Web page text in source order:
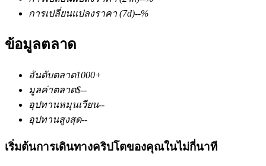
อนุพันธ์ของหุ้น ฟอเร็กซ์ โลหะมีค่า และสินค้าโภคภัณฑ์
การเปลี่ยนแปลงราคา (7d)--%
ข้อมูลตลาด
อันดับตลาด1000+
มูลค่าตลาด$--
อุปทานหมุนเวียน--
อุปทานสูงสุด--
เริ่มต้นการเดินทางคริปโตของคุณในไม่กี่นาที